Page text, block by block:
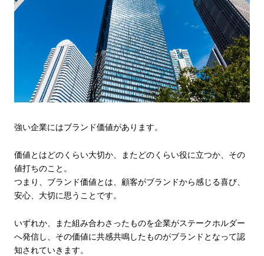
強い企業にはブランド価値があります。
価値とはどのくらい大切か、またどのくらい役に立つか、その
値打ちのこと。
つまり、ブランド価値とは、顧客がブランドから感じる喜び、
安心、大切に思うことです。
いずれか、また組み合わさったものを企業がステークホルダー
へ発信し、その価値に共感共鳴したものがブランドとなって認
知されていきます。